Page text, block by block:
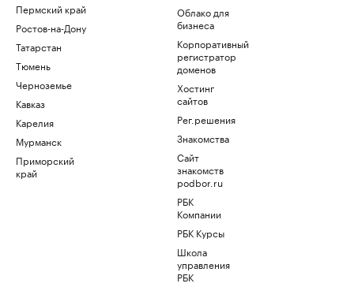
Пермский край
Ростов-на-Дону
Татарстан
Тюмень
Черноземье
Кавказ
Карелия
Мурманск
Приморский
край
Облако для
бизнеса
Корпоративный
регистратор
доменов
Хостинг
сайтов
Рег.решения
Знакомства
Сайт
знакомств
podbor.ru
РБК
Компании
РБК Курсы
Школа
управления
РБК